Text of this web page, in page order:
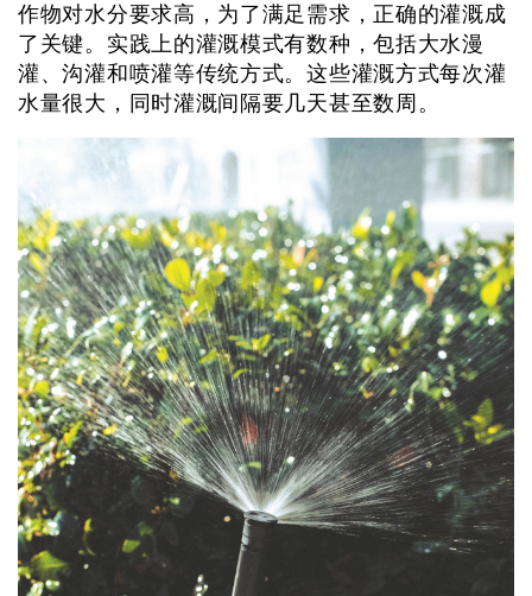
作物对水分要求高，为了满足需求，正确的灌溉成
了关键。 实践上的灌溉模式有数种，包括大水漫
灌、沟灌和喷灌等传统方式。这些灌溉方式每次灌
水量很大，同时灌溉间隔要几天甚至数周。